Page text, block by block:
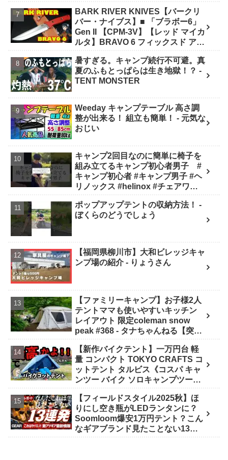
BARK RIVER KNIVES【バークリ
バー・ナイブス】■ 「ブラボー6」
Gen II 【CPM-3V】【レッド マイカ
ルタ】BRAVO 6 フィックスド アメ
グ！
暑すぎる。キャンプ続行不可避。真
夏のふもとっぱらは生き地獄！？ -
TENT MONSTER
Weeday キャンプテーブル 高さ調
整が出来る！ 組立も簡単！ - 元気な
おじい
キャンプ2回目なのに簡単に椅子を
組み立てるキャンプ初心者男子 #
キャンプ初心者 #キャンプ男子 #ヘ
リノックス #helinox #チェアワン #
ア #キャンプ道具 - キャンプどうで
しょう
ポップアップテントの収納方法！ -
ぼくらのどうでしょう
【福岡県柳川市】大和ビレッジキャ
ンプ場の紹介 - りょうさん
【ファミリーキャンプ】お子様2人
テントママも使いやすいキッチン
レイアウト 限定coleman snow
peak #368 - タナちゃんねる【突撃
【新作バイクテント】一万円台 軽
量 コンパクト TOKYO CRAFTS コ
ットテント タルビス《コスパ キャ
ンツー バイク ソロキャンプツーリ
リー 選び方》 - ｺﾝﾊﾟｸﾄｷﾞｱ紹介★バ
イク野営部
【フィールドスタイル2025秋】ほ
りにし空き瓶がLEDランタンに？
Soomloom爆安1万円テント？こん
なギアブランド見たことない13連